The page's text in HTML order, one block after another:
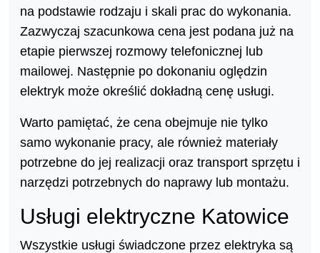
na podstawie rodzaju i skali prac do wykonania.
Zazwyczaj szacunkowa cena jest podana już na
etapie pierwszej rozmowy telefonicznej lub
mailowej. Następnie po dokonaniu oględzin
elektryk może określić dokładną cenę usługi.
Warto pamiętać, że cena obejmuje nie tylko
samo wykonanie pracy, ale również materiały
potrzebne do jej realizacji oraz transport sprzętu i
narzędzi potrzebnych do naprawy lub montażu.
Usługi elektryczne Katowice
Wszystkie usługi świadczone przez elektryka są